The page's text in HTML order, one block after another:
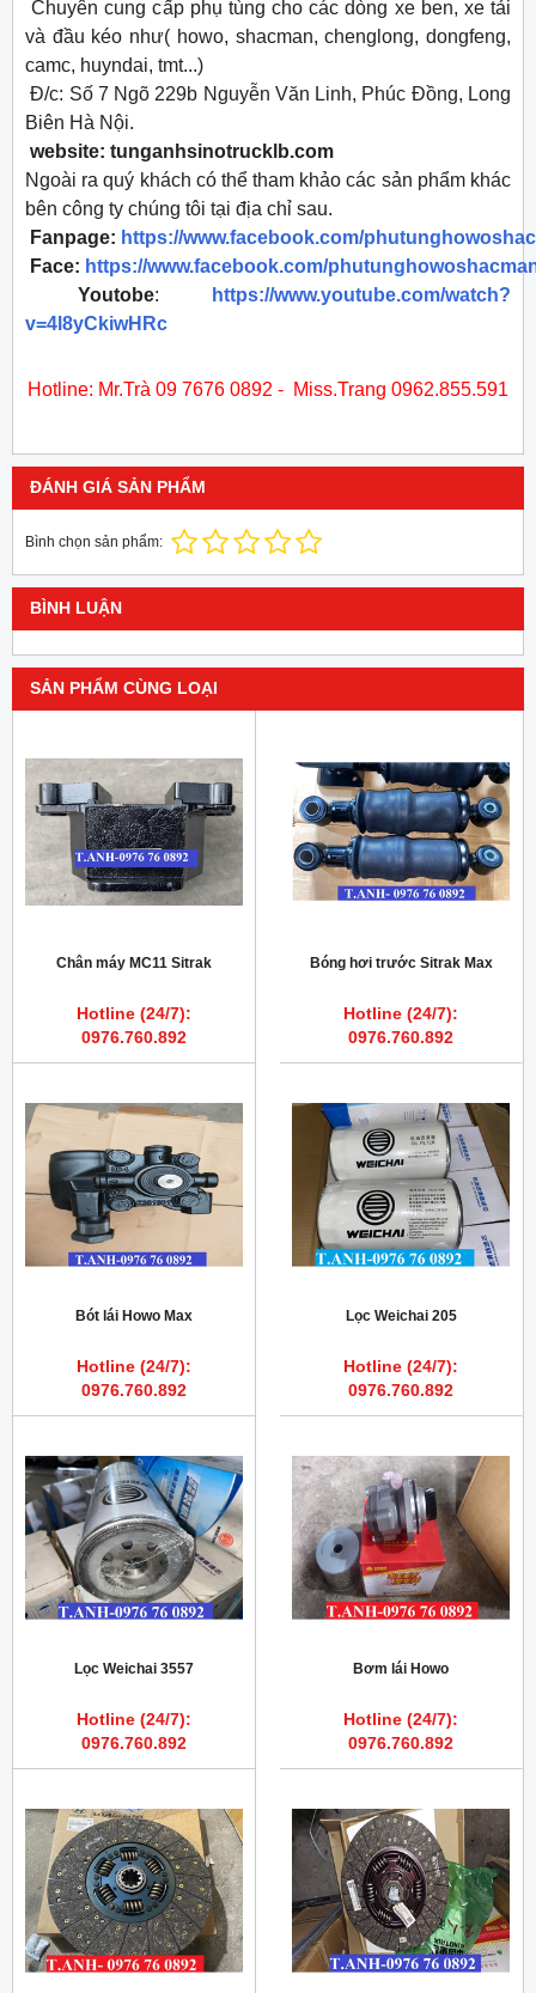
Chuyên cung cấp phụ tùng cho các dòng xe ben, xe tải
và đầu kéo như( howo, shacman, chenglong, dongfeng,
camc, huyndai, tmt...)
Đ/c: Số 7 Ngõ 229b Nguyễn Văn Linh, Phúc Đồng, Long
Biên Hà Nội.
website: tunganhsinotrucklb.com
Ngoài ra quý khách có thể tham khảo các sản phẩm khác
bên công ty chúng tôi tại địa chỉ sau.
Fanpage: https://www.facebook.com/
Face: https://www.facebook.com/
Youtobe:
https://www.youtube.com/watch?
v=4l8yCkiwHRc
​Hotline: Mr.Trà 09 7676 0892 - Miss.Trang 0962.855.591
ĐÁNH GIÁ SẢN PHẨM
Bình chọn sản phẩm:
BÌNH LUẬN
SẢN PHẨM CÙNG LOẠI
Chân máy MC11 Sitrak
Hotline (24/7):
0976.760.892
Bóng hơi trước Sitrak Max
Hotline (24/7):
0976.760.892
Bót lái Howo Max
Hotline (24/7):
0976.760.892
Lọc Weichai 205
Hotline (24/7):
0976.760.892
Lọc Weichai 3557
Hotline (24/7):
0976.760.892
Bơm lái Howo
Hotline (24/7):
0976.760.892